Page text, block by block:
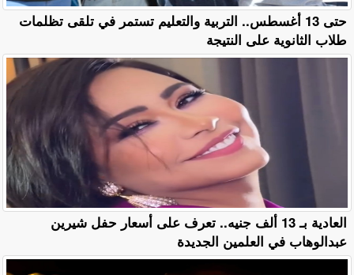
حتى 13 أغسطس.. التربية والتعليم تستمر في تلقى تظلمات
طلاب الثانوية على النتيجة
العادية بـ 13 ألف جنيه.. تعرف على أسعار حفل شيرين
عبدالوهاب في العلمين الجديدة